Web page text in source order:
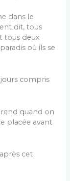
dans le
dit, tous
tous deux
où ils se
compris
quand on
placée avant
cet